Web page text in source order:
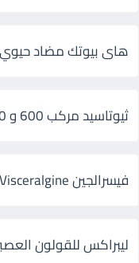
هاى بيوتك مضاد حيوي
ثيوتاسيد مركب 600 و 300 لإلتهاب الأعصاب
فيسرالجين Visceralgine لآلام الجهاز الهضمى
ليبراكس للقولون